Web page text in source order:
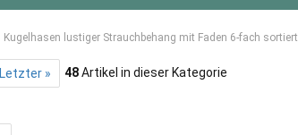
Kugelhasen lustiger Strauchbehang mit Faden 6-fach sortiert
Letzter » 48Artikel in dieser Kategorie